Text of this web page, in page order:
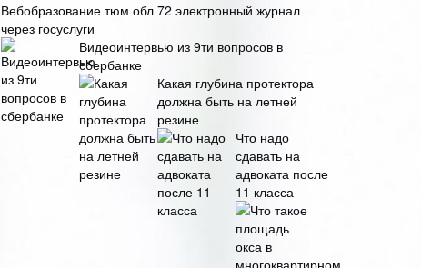
Вебобразование тюм обл 72 электронный журнал
через госуслуги
Видеоинтервью из 9ти вопросов в
сбербанке
Какая глубина протектора
должна быть на летней
резине
Что надо
сдавать на
адвоката после
11 класса